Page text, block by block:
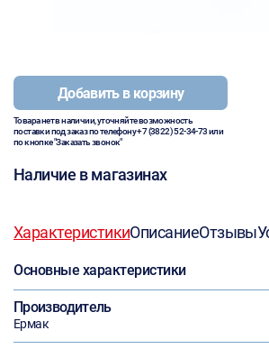
Добавить в корзину
Товара нет в наличии, уточняйте возможность
поставки под заказ по телефону+7 (3822) 52-34-73или
по кнопке "Заказать звонок"
Наличие в магазинах
ХарактеристикиОписаниеОтзывы
Основные характеристики
Производитель
Ермак